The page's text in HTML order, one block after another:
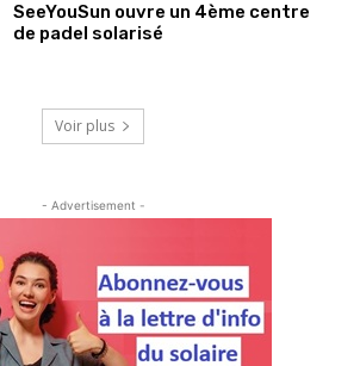
SeeYouSun ouvre un 4ème centre
de padel solarisé
Voir plus
- Advertisement -